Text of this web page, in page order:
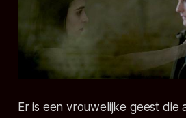
Er is een vrouwelijke geest die